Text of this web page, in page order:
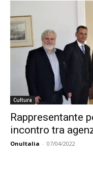
Cultura
Rappresentante
incontro tra
OnuItalia - 07/04/2022